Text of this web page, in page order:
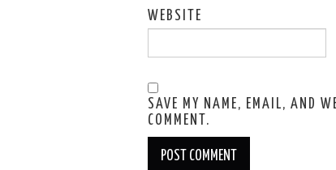
WEBSITE
SAVE MY NAME, EMAIL, AND
COMMENT.